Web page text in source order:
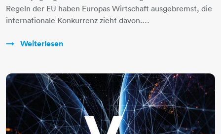
Regeln der EU haben Europas Wirtschaft ausgebremst, die
internationale Konkurrenz zieht davon.…
Weiterlesen